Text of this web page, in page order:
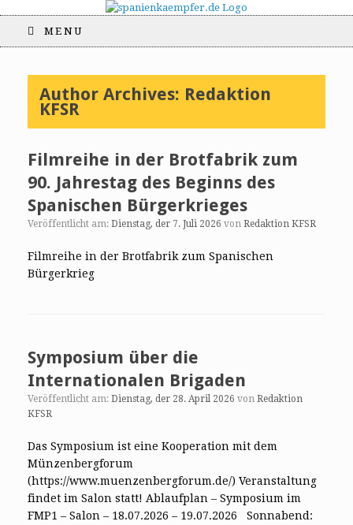
MENU
Author Archives: Redaktion
KFSR
Filmreihe in der Brotfabrik zum
90. Jahrestag des Beginns des
Spanischen Bürgerkrieges
Veröffentlicht am: Dienstag, der 7. Juli 2026 von Redaktion KFSR
Filmreihe in der Brotfabrik zum Spanischen
Bürgerkrieg
Symposium über die
Internationalen Brigaden
Veröffentlicht am: Dienstag, der 28. April 2026 von Redaktion
KFSR
Das Symposium ist eine Kooperation mit dem
Münzenbergforum
(https://www.muenzenbergforum.de/) Veranstaltung
findet im Salon statt! Ablaufplan – Symposium im
FMP1 – Salon – 18.07.2026 – 19.07.2026 Sonnabend: